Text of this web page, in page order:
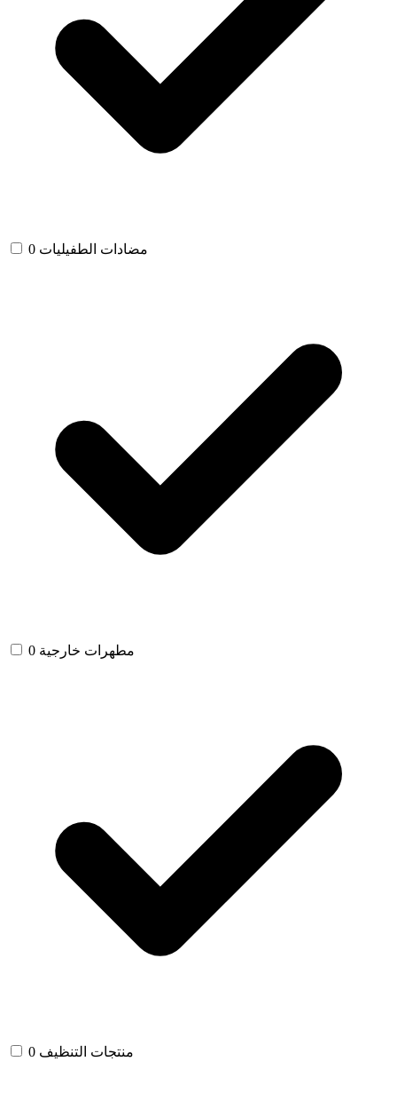
مضادات الطفيليات 0
مطهرات خارجية 0
منتجات التنظيف 0